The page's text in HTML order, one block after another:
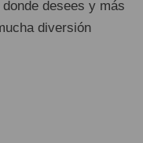
desees y más
diversión